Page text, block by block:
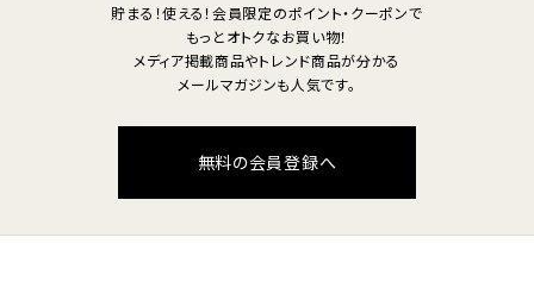
貯まる！使える！会員限定のポイント・クーポンで
もっとオトクなお買い物！
メディア掲載商品やトレンド商品が分かる
メールマガジンも人気です。
無料の会員登録へ